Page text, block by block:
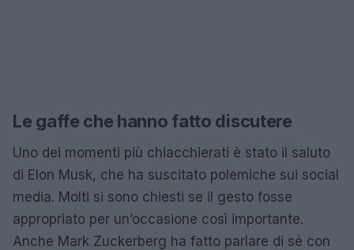
Le gaffe che hanno fatto discutere
Uno dei momenti più chiacchierati è stato il saluto
di Elon Musk, che ha suscitato polemiche sui social
media. Molti si sono chiesti se il gesto fosse
appropriato per un’occasione così importante.
Anche Mark Zuckerberg ha fatto parlare di sé con